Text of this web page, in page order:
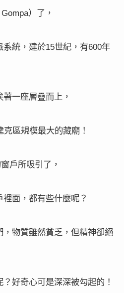
）了，
系統，建於15世紀，有600年
一座層疊而上，
區規模最大的藏廟！
戶所吸引了，
面，都有些什麼呢？
物質雖然貧乏，但精神卻絕
好奇心可是深深被勾起的！